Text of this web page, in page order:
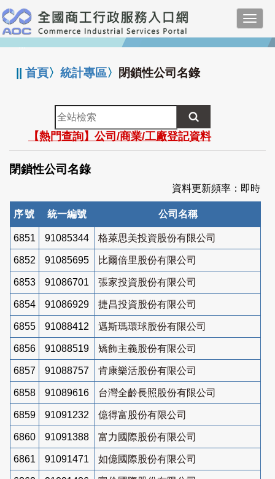
跳
到
主
要
:::
||首頁〉統計專區〉 閉鎖性公司名錄
全
站
檢
索
【熱門查詢】公司/商業/工廠登記資料
閉鎖性公司名錄
資料更新頻率：即時
序號 統一編號 公司名稱
6851 91085344 格萊思美投資股份有限公司
6852 91085695 比爾倍里股份有限公司
6853 91086701 張家投資股份有限公司
6854 91086929 捷昌投資股份有限公司
6855 91088412 邁斯瑪環球股份有限公司
6856 91088519 矯飾主義股份有限公司
6857 91088757 肯康樂活股份有限公司
6858 91089616 台灣全齡長照股份有限公司
6859 91091232 億得富股份有限公司
6860 91091388 富力國際股份有限公司
6861 91091471 如億國際股份有限公司